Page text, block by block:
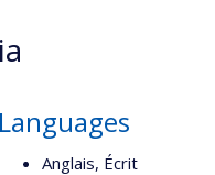
Languages
Anglais, Écrit